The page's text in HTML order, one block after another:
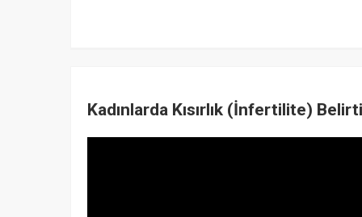
Kadınlarda Kısırlık (İnfertilite)